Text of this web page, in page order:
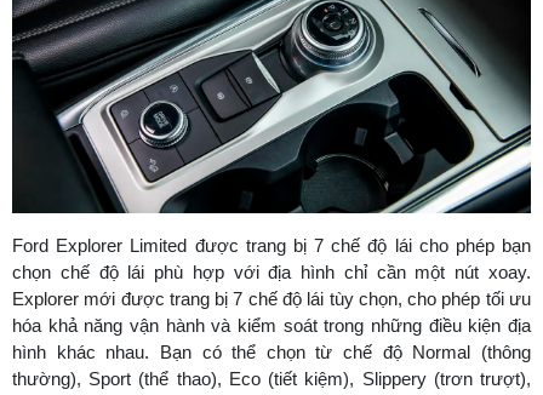
Ford Explorer Limited được trang bị 7 chế độ lái cho phép bạn
chọn chế độ lái phù hợp với địa hình chỉ cần một nút xoay.
Explorer mới được trang bị 7 chế độ lái tùy chọn, cho phép tối ưu
hóa khả năng vận hành và kiểm soát trong những điều kiện địa
hình khác nhau. Bạn có thể chọn từ chế độ Normal (thông
thường), Sport (thể thao), Eco (tiết kiệm), Slippery (trơn trượt),